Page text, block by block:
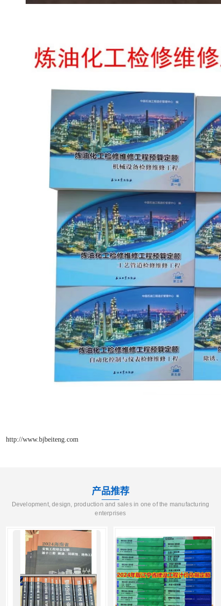
http://www.bjbeiteng.com
产品推荐
Development, design, production and sales in one of the manufacturing
enterprises